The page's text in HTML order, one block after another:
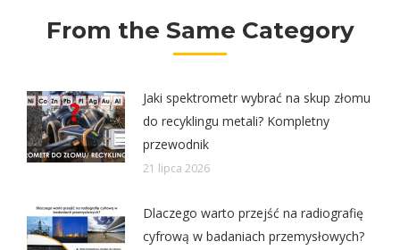
From the Same Category
Jaki spektrometr wybrać na skup złomu
do recyklingu metali? Kompletny
przewodnik
21 lipca 2026
Dlaczego warto przejść na radiografię
cyfrową w badaniach przemysłowych?